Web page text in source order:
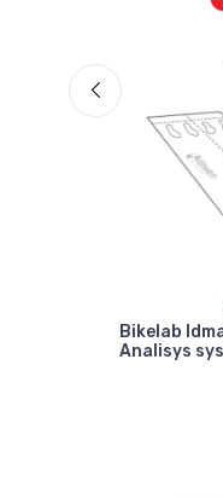
Bikelab
Analisys